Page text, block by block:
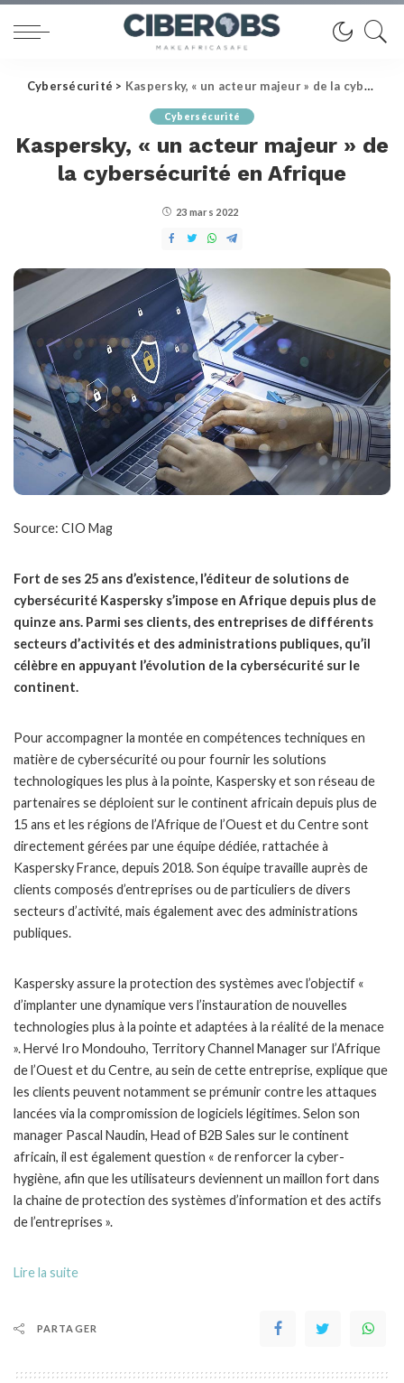
Cybersécurité > Kaspersky, « un acteur majeur » de la cybersécurité en Afrique
Cybersécurité
Kaspersky, « un acteur majeur » de
la cybersécurité en Afrique
23 mars 2022
Source: CIO Mag
Fort de ses 25 ans d’existence, l’éditeur de solutions de
cybersécurité Kaspersky s’impose en Afrique depuis plus de
quinze ans. Parmi ses clients, des entreprises de différents
secteurs d’activités et des administrations publiques, qu’il
célèbre en appuyant l’évolution de la cybersécurité sur le
continent.
Pour accompagner la montée en compétences techniques en
matière de cybersécurité ou pour fournir les solutions
technologiques les plus à la pointe, Kaspersky et son réseau de
partenaires se déploient sur le continent africain depuis plus de
15 ans et les régions de l’Afrique de l’Ouest et du Centre sont
directement gérées par une équipe dédiée, rattachée à
Kaspersky France, depuis 2018. Son équipe travaille auprès de
clients composés d’entreprises ou de particuliers de divers
secteurs d’activité, mais également avec des administrations
publiques.
Kaspersky assure la protection des systèmes avec l’objectif «
d’implanter une dynamique vers l’instauration de nouvelles
technologies plus à la pointe et adaptées à la réalité de la menace
». Hervé Iro Mondouho, Territory Channel Manager sur l’Afrique
de l’Ouest et du Centre, au sein de cette entreprise, explique que
les clients peuvent notamment se prémunir contre les attaques
lancées via la compromission de logiciels légitimes. Selon son
manager Pascal Naudin, Head of B2B Sales sur le continent
africain, il est également question « de renforcer la cyber-
hygiène, afin que les utilisateurs deviennent un maillon fort dans
la chaine de protection des systèmes d’information et des actifs
de l’entreprises ».
Lire la suite
PARTAGER